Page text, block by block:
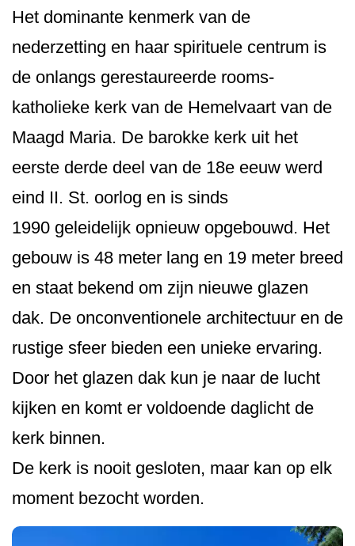
Het dominante kenmerk van de
nederzetting en haar spirituele centrum is
de onlangs gerestaureerde rooms-
katholieke kerk van de Hemelvaart van de
Maagd Maria. De barokke kerk uit het
eerste derde deel van de 18e eeuw werd
eind II. St. oorlog en is sinds
1990 geleidelijk opnieuw opgebouwd. Het
gebouw is 48 meter lang en 19 meter breed
en staat bekend om zijn nieuwe glazen
dak. De onconventionele architectuur en de
rustige sfeer bieden een unieke ervaring.
Door het glazen dak kun je naar de lucht
kijken en komt er voldoende daglicht de
kerk binnen.
De kerk is nooit gesloten, maar kan op elk
moment bezocht worden.